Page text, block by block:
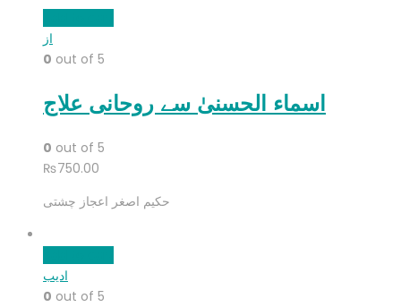
از
0 out of 5
اسماء الحسنیٰ سے روحانی علاج
0 out of 5
₨750.00
حکیم اصغر اعجاز چشتی
ادیب
0 out of 5